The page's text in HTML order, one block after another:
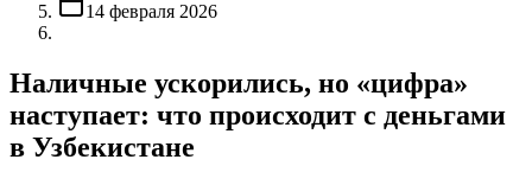
14 февраля 2026
Наличные ускорились, но «цифра»
наступает: что происходит с деньгами
в Узбекистане